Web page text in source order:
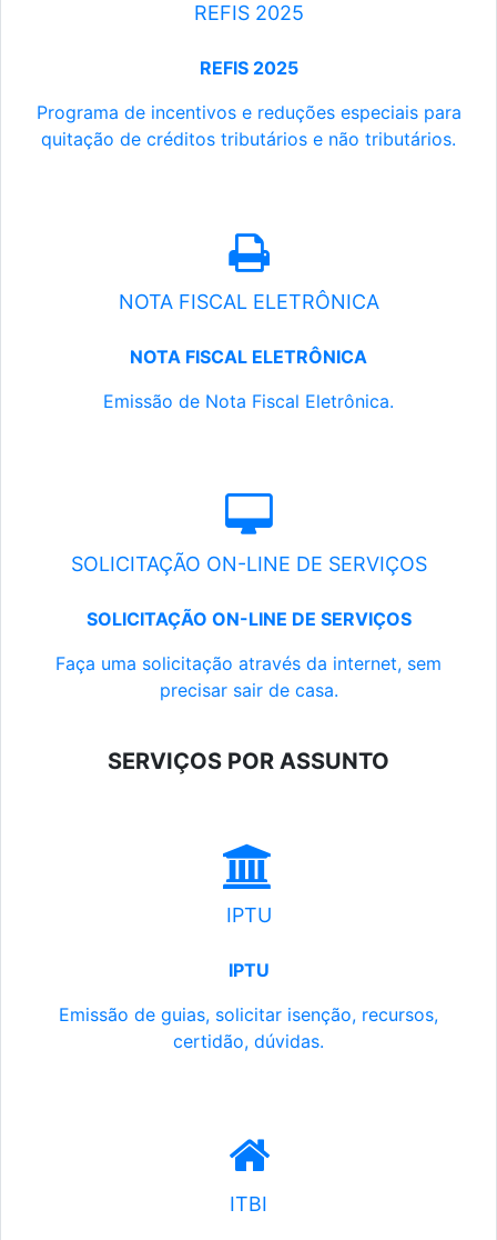
REFIS 2025
REFIS 2025
Programa de incentivos e reduções especiais para
quitação de créditos tributários e não tributários.
NOTA FISCAL ELETRÔNICA
NOTA FISCAL ELETRÔNICA
Emissão de Nota Fiscal Eletrônica.
SOLICITAÇÃO ON-LINE DE SERVIÇOS
SOLICITAÇÃO ON-LINE DE SERVIÇOS
Faça uma solicitação através da internet, sem
precisar sair de casa.
SERVIÇOS POR ASSUNTO
IPTU
IPTU
Emissão de guias, solicitar isenção, recursos,
certidão, dúvidas.
ITBI